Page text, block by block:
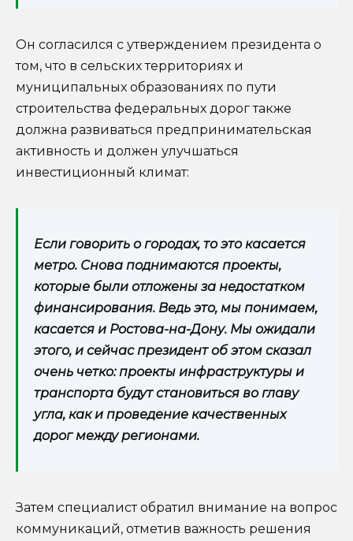
Он согласился с утверждением президента о
том, что в сельских территориях и
муниципальных образованиях по пути
строительства федеральных дорог также
должна развиваться предпринимательская
активность и должен улучшаться
инвестиционный климат:
Если говорить о городах, то это касается
метро. Снова поднимаются проекты,
которые были отложены за недостатком
финансирования. Ведь это, мы понимаем,
касается и Ростова-на-Дону. Мы ожидали
этого, и сейчас президент об этом сказал
очень четко: проекты инфраструктуры и
транспорта будут становиться во главу
угла, как и проведение качественных
дорог между регионами.
Затем специалист обратил внимание на вопрос
коммуникаций, отметив важность решения